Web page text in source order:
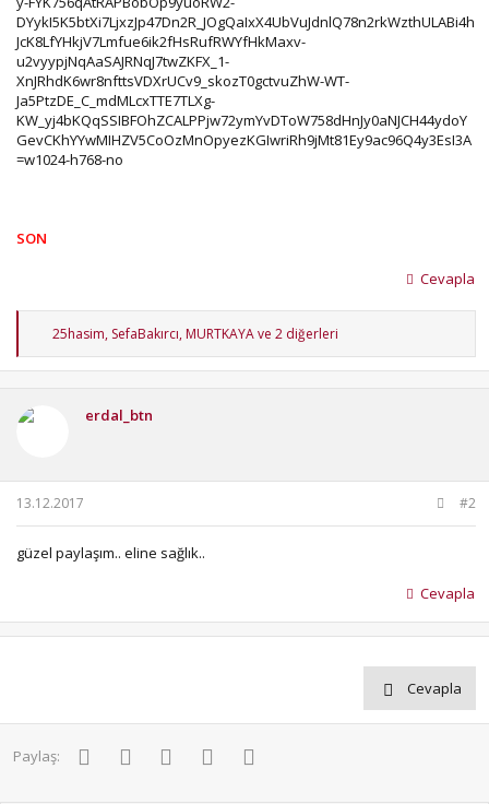
SON
Cevapla
T
p
25hasim, SefaBakırcı,MURTKAYAve 2 diğerleri
erdal_btn
13.12.2017 #2
güzel paylaşım.. eline sağlık..
Cevapla
Cevapla
Paylaş: FacebookTwitter PinterestWhatsApp